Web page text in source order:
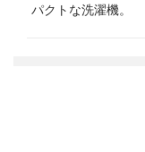
パクトな洗濯機。